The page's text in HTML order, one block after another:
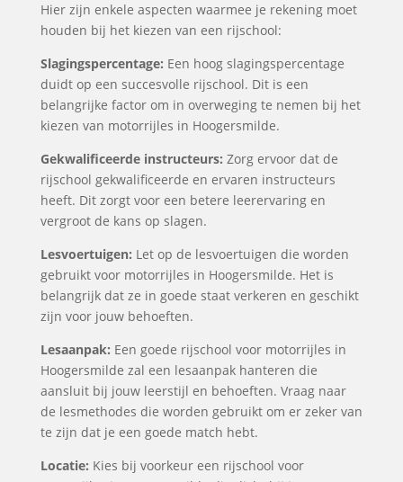
Hier zijn enkele aspecten waarmee je rekening moet
houden bij het kiezen van een rijschool:
Slagingspercentage: Een hoog slagingspercentage
duidt op een succesvolle rijschool. Dit is een
belangrijke factor om in overweging te nemen bij het
kiezen van motorrijles in Hoogersmilde.
Gekwalificeerde instructeurs: Zorg ervoor dat de
rijschool gekwalificeerde en ervaren instructeurs
heeft. Dit zorgt voor een betere leerervaring en
vergroot de kans op slagen.
Lesvoertuigen: Let op de lesvoertuigen die worden
gebruikt voor motorrijles in Hoogersmilde. Het is
belangrijk dat ze in goede staat verkeren en geschikt
zijn voor jouw behoeften.
Lesaanpak: Een goede rijschool voor motorrijles in
Hoogersmilde zal een lesaanpak hanteren die
aansluit bij jouw leerstijl en behoeften. Vraag naar
de lesmethodes die worden gebruikt om er zeker van
te zijn dat je een goede match hebt.
Locatie: Kies bij voorkeur een rijschool voor